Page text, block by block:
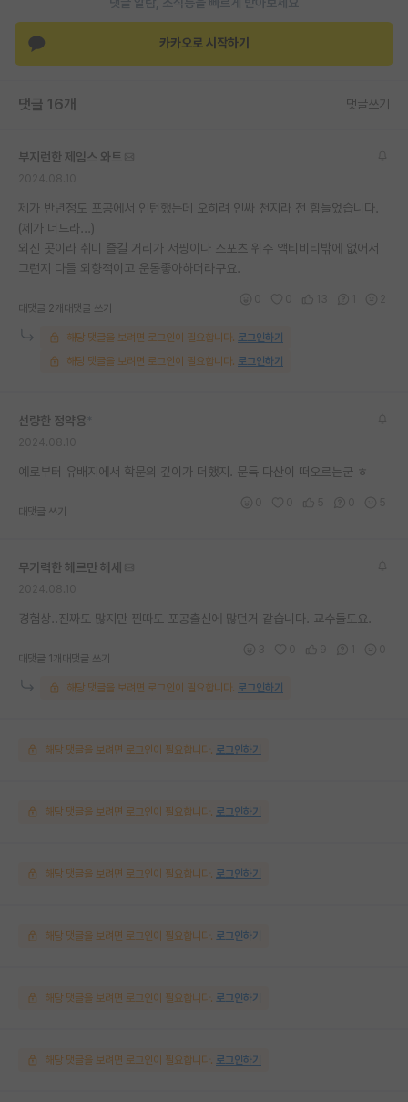
유학교육
반도체 아카데미
재팬라운지 🌸
카카오로 시작하기
댓글 16개 댓글쓰기
부지런한 제임스 와트
제가 반년정도 포공에서 인턴했는데 오히려 인싸 천지라 전 힘들었습니다.
(제가 너드라...)
외진 곳이라 취미 즐길 거리가 서핑이나 스포츠 위주 액티비티밖에 없어서
그런지 다들 외향적이고 운동좋아하더라구요.
대댓글 2개 대댓글 쓰기
해당 댓글을 보려면 로그인이 필요합니다. 로그인하기
해당 댓글을 보려면 로그인이 필요합니다. 로그인하기
선량한 정약용
예로부터 유배지에서 학문의 깊이가 더했지. 문득 다산이 떠오르는군 ㅎ
대댓글 쓰기
무기력한 헤르만 헤세
경험상..진짜도 많지만 찐따도 포공출신에 많던거 같습니다. 교수들도요.
대댓글 1개 대댓글 쓰기
해당 댓글을 보려면 로그인이 필요합니다. 로그인하기
해당 댓글을 보려면 로그인이 필요합니다. 로그인하기
해당 댓글을 보려면 로그인이 필요합니다. 로그인하기
해당 댓글을 보려면 로그인이 필요합니다. 로그인하기
해당 댓글을 보려면 로그인이 필요합니다. 로그인하기
해당 댓글을 보려면 로그인이 필요합니다. 로그인하기
해당 댓글을 보려면 로그인이 필요합니다. 로그인하기